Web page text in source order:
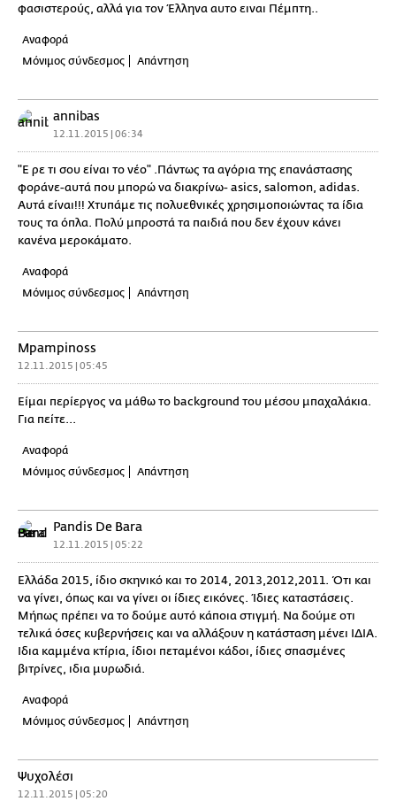
φασιστερούς, αλλά για τον Έλληνα αυτο ειναι Πέμπτη..
Αναφορά
Μόνιμος σύνδεσμος
Απάντηση
annibas
12.11.2015 | 06:34
"Ε ρε τι σου είναι το νέο" .Πάντως τα αγόρια της επανάστασης
φοράνε-αυτά που μπορώ να διακρίνω- asics, salomon, adidas.
Αυτά είναι!!! Χτυπάμε τις πολυεθνικές χρησιμοποιώντας τα ίδια
τους τα όπλα. Πολύ μπροστά τα παιδιά που δεν έχουν κάνει
κανένα μεροκάματο.
Αναφορά
Μόνιμος σύνδεσμος
Απάντηση
Mpampinoss
12.11.2015 | 05:45
Είμαι περίεργος να μάθω το background του μέσου μπαχαλάκια.
Για πείτε...
Αναφορά
Μόνιμος σύνδεσμος
Απάντηση
Pandis De Bara
12.11.2015 | 05:22
Ελλάδα 2015, ίδιο σκηνικό και το 2014, 2013,2012,2011. Ότι και
να γίνει, όπως και να γίνει οι ίδιες εικόνες. Ίδιες καταστάσεις.
Μήπως πρέπει να το δούμε αυτό κάποια στιγμή. Να δούμε οτι
τελικά όσες κυβερνήσεις και να αλλάξουν η κατάσταση μένει ΙΔΙΑ.
Ιδια καμμένα κτίρια, ίδιοι πεταμένοι κάδοι, ίδιες σπασμένες
βιτρίνες, ιδια μυρωδιά.
Αναφορά
Μόνιμος σύνδεσμος
Απάντηση
Ψυχολέσι
12.11.2015 | 05:20